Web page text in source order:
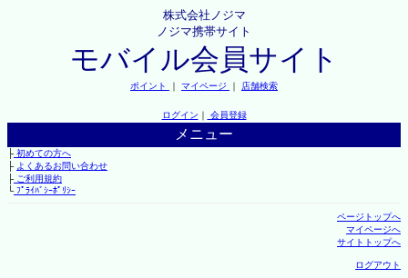
株式会社ノジマ
ノジマ携帯サイト
モバイル会員サイト
ポイント ｜ マイページ ｜ 店舗検索
ログイン ｜ 会員登録
メニュー
├初めての方へ
├ よくあるお問い合わせ
├ご利用規約
└ﾌﾟﾗｲﾊﾞｼｰﾎﾟﾘｼｰ
ページトップへ
マイページへ
サイトトップへ
ログアウト